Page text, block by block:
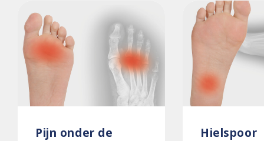
Pijn onder de
Hielspoor